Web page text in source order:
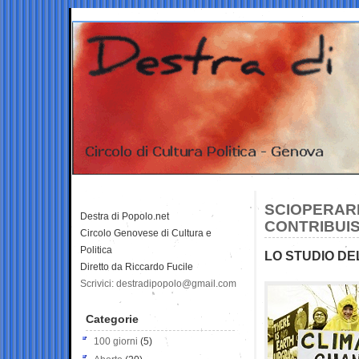
LO STUDIO
Destra di Popolo.net
Circolo Genovese di Cultura e
Politica
Diretto da Riccardo Fucile
Scrivici: destradipopolo@gmail.com
Categorie
100 giorni (5)